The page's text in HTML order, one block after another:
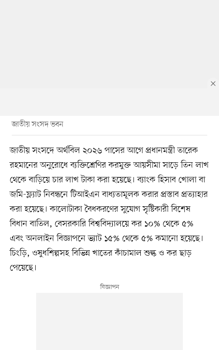
জাতীয় সংসদ ভবন
জাতীয় সংসদে অর্থবিল ২০২৬ পাসের আগে প্রধানমন্ত্রী তারেক
রহমানের অনুরোধে ব্যক্তিশ্রেণির করমুক্ত আয়সীমা সাড়ে তিন লাখ
থেকে বাড়িয়ে চার লাখ টাকা করা হয়েছে। ব্যাংক হিসাব খোলা বা
জমি-ফ্ল্যাট নিবন্ধনে টিআইএন বাধ্যতামূলক করার প্রস্তাব প্রত্যাহার
করা হয়েছে। কালোটাকা বৈধকরণের সুযোগ সৃষ্টিকারী বিশেষ
বিধান বাতিল, বেসরকারি বিশ্ববিদ্যালয়ে কর ১০% থেকে ৫%
এবং অনলাইন বিজ্ঞাপনে ভ্যাট ১৫% থেকে ৫% কমানো হয়েছে।
চিংড়ি, ওষুধশিল্পসহ বিভিন্ন খাতের কাঁচামাল শুল্ক ও কর ছাড়
পেয়েছে।